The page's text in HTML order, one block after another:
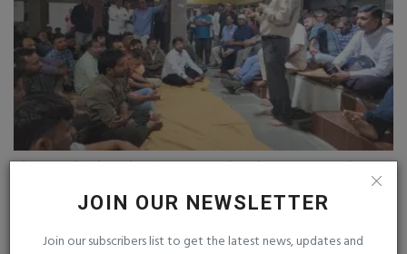
JOIN OUR NEWSLETTER
Join our subscribers list to get the latest news, updates and
saurashtrabhoomi Dec 4, 2025